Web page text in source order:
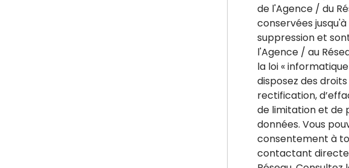
de l'Agence / du
conservées
suppression et
l'Agence / au
la loi «
disposez des droits
rectification,
de limitation et de
données. Vous
consentement à
contactant